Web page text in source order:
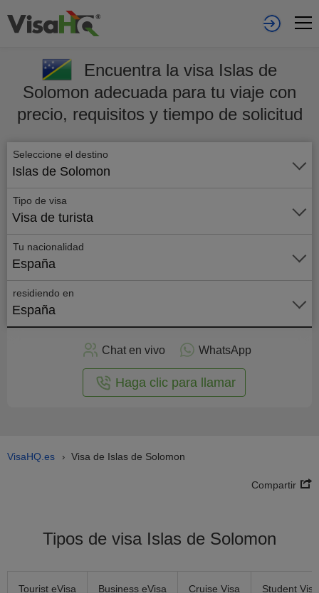
Encuentra la visa Islas de
Solomon adecuada para tu viaje con
precio, requisitos y tiempo de solicitud
Seleccione el destino
Islas de Solomon
Tipo de visa
Visa de turista
Tu nacionalidad
España
residiendo en
España
Chat en vivo WhatsApp
Haga clic para llamar
VisaHQ.es › Visa de Islas de Solomon
Compartir
Tipos de visa Islas de Solomon
Tourist eVisa Business eVisa Cruise Visa Student Visa